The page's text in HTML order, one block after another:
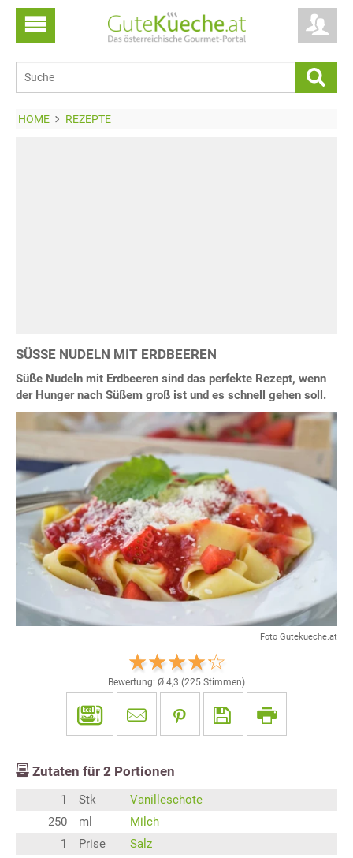
HOME REZEPTE
SÜSSE NUDELN MIT ERDBEEREN
Süße Nudeln mit Erdbeeren sind das perfekte Rezept, wenn
der Hunger nach Süßem groß ist und es schnell gehen soll.
Foto Gutekueche.at
Bewertung: Ø 4,3 (225 Stimmen)
Zutaten für 2 Portionen
1 Stk
Vanilleschote
250
ml
Milch
1
Prise
Salz